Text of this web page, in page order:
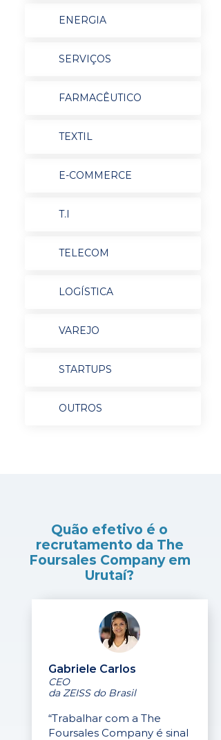
ENERGIA
SERVIÇOS
FARMACÊUTICO
TEXTIL
E-COMMERCE
T.I
TELECOM
LOGÍSTICA
VAREJO
STARTUPS
OUTROS
Quão efetivo é o
recrutamento da The
Foursales Company em
Urutaí?
Gabriele Carlos
CEO
da ZEISS do Brasil
“Trabalhar com a The
Foursales Company é sinal